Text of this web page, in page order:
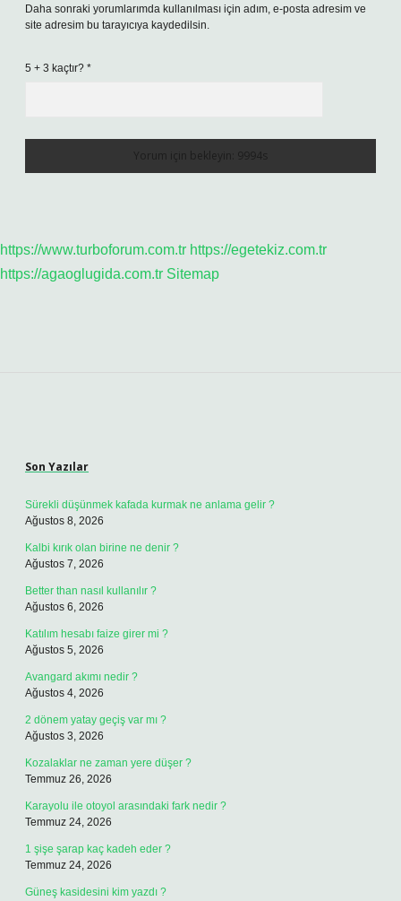
Daha sonraki yorumlarımda kullanılması için adım, e-posta adresim ve
site adresim bu tarayıcıya kaydedilsin.
5 + 3 kaçtır? *
https://www.turboforum.com.tr https://egetekiz.com.tr
https://agaoglugida.com.tr Sitemap
Son Yazılar
Sürekli düşünmek kafada kurmak ne anlama gelir ?
Ağustos 8, 2026
Kalbi kırık olan birine ne denir ?
Ağustos 7, 2026
Better than nasıl kullanılır ?
Ağustos 6, 2026
Katılım hesabı faize girer mi ?
Ağustos 5, 2026
Avangard akımı nedir ?
Ağustos 4, 2026
2 dönem yatay geçiş var mı ?
Ağustos 3, 2026
Kozalaklar ne zaman yere düşer ?
Temmuz 26, 2026
Karayolu ile otoyol arasındaki fark nedir ?
Temmuz 24, 2026
1 şişe şarap kaç kadeh eder ?
Temmuz 24, 2026
Güneş kasidesini kim yazdı ?